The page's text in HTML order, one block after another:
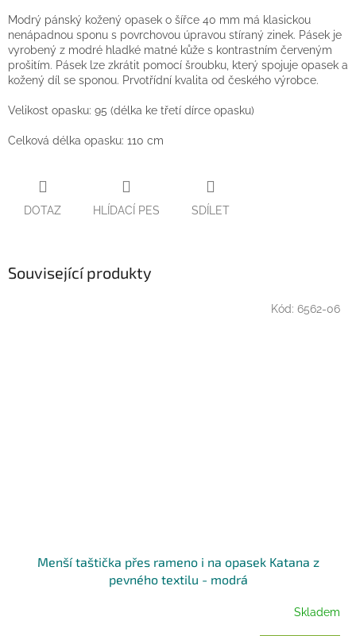
Modrý pánský kožený opasek o šířce 40 mm má klasickou
nenápadnou sponu s povrchovou úpravou stíraný zinek. Pásek je
vyrobený z modré hladké matné kůže s kontrastním červeným
prošitím. Pásek lze zkrátit pomocí šroubku, který spojuje opasek a
kožený díl se sponou. Prvotřídní kvalita od českého výrobce.
Velikost opasku: 95 (délka ke třetí dírce opasku)
Celková délka opasku: 110 cm
DOTAZ HLÍDACÍ PES SDÍLET
Související produkty
Menší taštička přes rameno i na opasek Katana z
pevného textilu - modrá
Skladem
Kód: 6562-06